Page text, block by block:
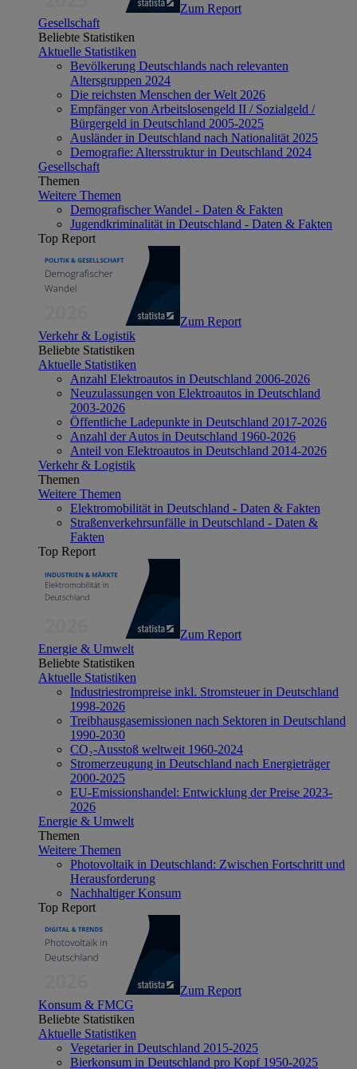
Zum Report
Gesellschaft
Beliebte Statistiken
Aktuelle Statistiken
Bevölkerung Deutschlands nach relevanten
Altersgruppen 2024
Die reichsten Menschen der Welt 2026
Empfänger von Arbeitslosengeld II / Sozialgeld /
Bürgergeld in Deutschland 2005-2025
Ausländer in Deutschland nach Nationalität 2025
Demografie: Altersstruktur in Deutschland 2024
Gesellschaft
Themen
Weitere Themen
Demografischer Wandel - Daten & Fakten
Jugendkriminalität in Deutschland - Daten & Fakten
Top Report
Zum Report
Verkehr & Logistik
Beliebte Statistiken
Aktuelle Statistiken
Anzahl Elektroautos in Deutschland 2006-2026
Neuzulassungen von Elektroautos in Deutschland
2003-2026
Öffentliche Ladepunkte in Deutschland 2017-2026
Anzahl der Autos in Deutschland 1960-2026
Anteil von Elektroautos in Deutschland 2014-2026
Verkehr & Logistik
Themen
Weitere Themen
Elektromobilität in Deutschland - Daten & Fakten
Straßenverkehrsunfälle in Deutschland - Daten &
Fakten
Top Report
Zum Report
Energie & Umwelt
Beliebte Statistiken
Aktuelle Statistiken
Industriestrompreise inkl. Stromsteuer in Deutschland
1998-2026
Treibhausgasemissionen nach Sektoren in Deutschland
1990-2030
CO₂-Ausstoß weltweit 1960-2024
Stromerzeugung in Deutschland nach Energieträger
2000-2025
EU-Emissionshandel: Entwicklung der Preise 2023-
2026
Energie & Umwelt
Themen
Weitere Themen
Photovoltaik in Deutschland: Zwischen Fortschritt und
Herausforderung
Nachhaltiger Konsum
Top Report
Zum Report
Konsum & FMCG
Beliebte Statistiken
Aktuelle Statistiken
Vegetarier in Deutschland 2015-2025
Bierkonsum in Deutschland pro Kopf 1950-2025